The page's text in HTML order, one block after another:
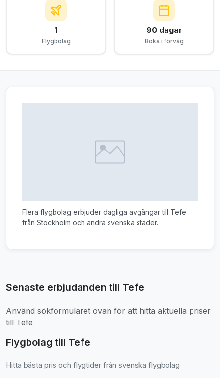
1
Flygbolag
90 dagar
Boka i förväg
Flera flygbolag erbjuder dagliga avgångar till Tefe
från Stockholm och andra svenska städer.
Senaste erbjudanden till Tefe
Använd sökformuläret ovan för att hitta aktuella priser
till Tefe
Flygbolag till Tefe
Hitta bästa pris och flygtider från svenska flygbolag